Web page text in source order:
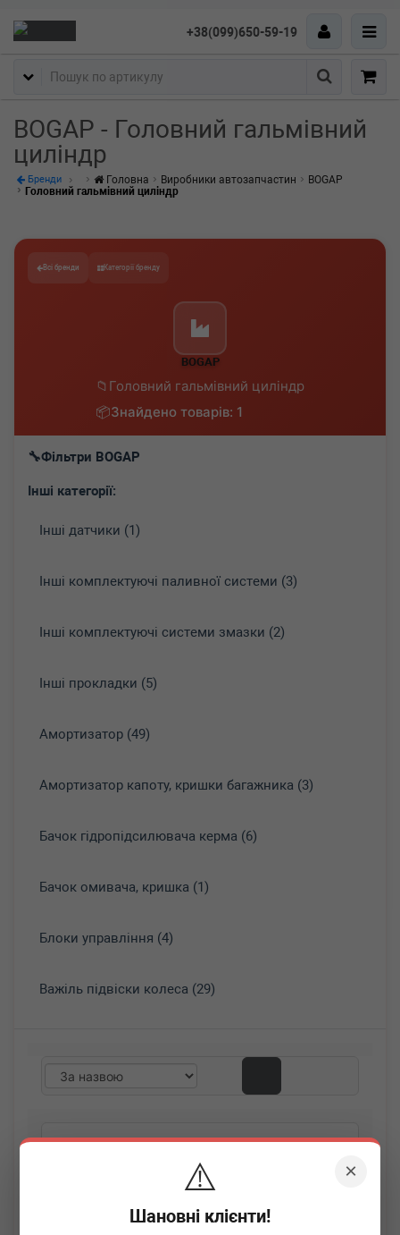
×
⚠️
Шановні клієнти!
+38(099)650-59-19
Пошук
BOGAP - Головний гальмівний
циліндр
Бренди Головна Виробники автозапчастин
BOGAP
Головний гальмівний циліндр
Всі бренди Категорії бренду
BOGAP
Головний гальмівний циліндр
Знайдено товарів: 1
Фільтри BOGAP
Інші категорії:
Інші датчики (1)
Інші комплектуючі паливної системи (3)
Інші комплектуючі системи змазки (2)
Інші прокладки (5)
Амортизатор (49)
Амортизатор капоту, кришки багажника (3)
Бачок гідропідсилювача керма (6)
Бачок омивача, кришка (1)
Блоки управління (4)
Важіль підвіски колеса (29)